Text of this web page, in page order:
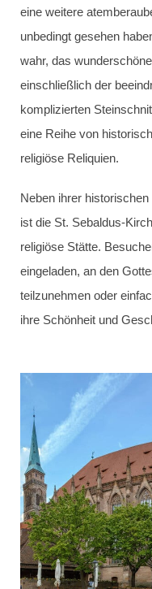
eine weitere
unbedingt gesehen
wahr, das
einschließlich der
komplizierten
eine Reihe von
religiöse Reliquien.
Neben ihrer
ist die St. Sebaldus-
religiöse Stätte.
eingeladen, an den
teilzunehmen oder
ihre Schönheit und